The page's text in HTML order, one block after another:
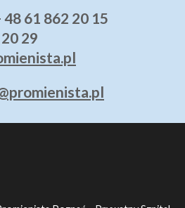
48 61 862 20 15
29